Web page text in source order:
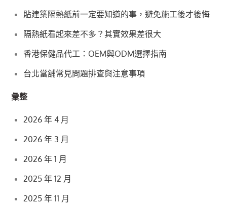
貼建築隔熱紙前一定要知道的事，避免施工後才後悔
隔熱紙看起來差不多？其實效果差很大
香港保健品代工：OEM與ODM選擇指南
台北當舖常見問題排查與注意事項
彙整
2026 年 4 月
2026 年 3 月
2026 年 1 月
2025 年 12 月
2025 年 11 月